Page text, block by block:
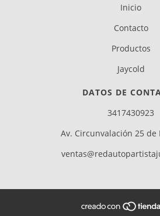
Inicio
Contacto
Productos
Jaycold
DATOS DE
3417430923
Av. Circunvalación 25 de